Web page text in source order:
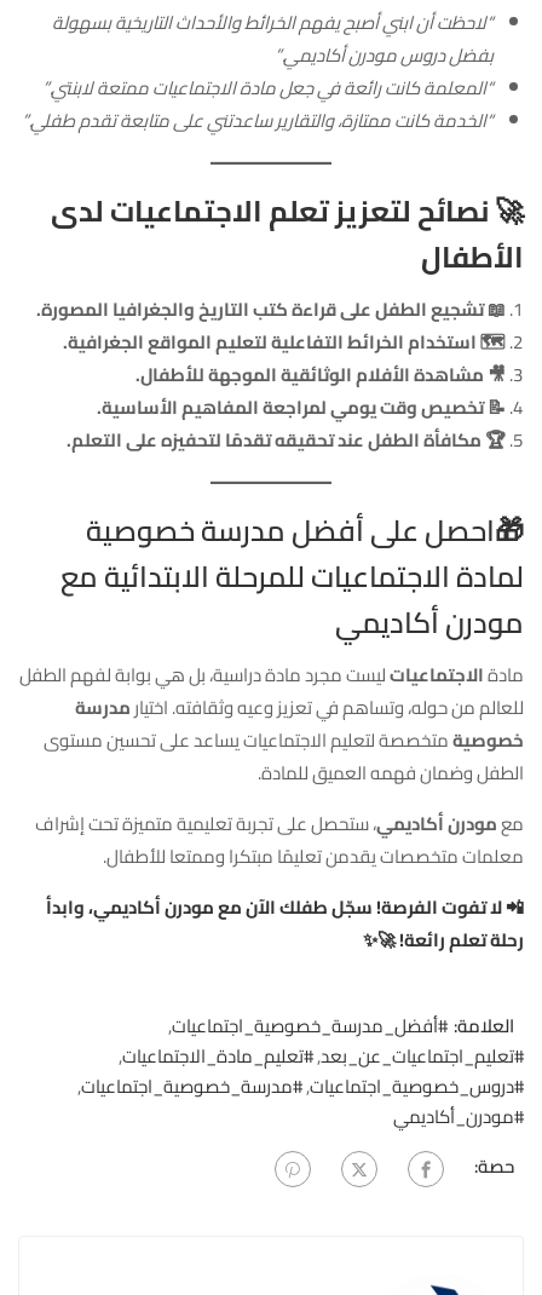
“لاحظت أن ابني أصبح يفهم الخرائط والأحداث التاريخية بسهولة
بفضل دروس مودرن أكاديمي.”
“المعلمة كانت رائعة في جعل مادة الاجتماعيات ممتعة لابنتي.”
“الخدمة كانت ممتازة، والتقارير ساعدتني على متابعة تقدم طفلي.”
🚀نصائح لتعزيز تعلم الاجتماعيات لدى
الأطفال
📖 تشجيع الطفل على قراءة كتب التاريخ والجغرافيا المصورة.
🗺️ استخدام الخرائط التفاعلية لتعليم المواقع الجغرافية.
🎥 مشاهدة الأفلام الوثائقية الموجهة للأطفال.
📝 تخصيص وقت يومي لمراجعة المفاهيم الأساسية.
🏆 مكافأة الطفل عند تحقيقه تقدمًا لتحفيزه على التعلم.
🎁احصل على أفضل مدرسة خصوصية
لمادة الاجتماعيات للمرحلة الابتدائية مع
مودرن أكاديمي
مادةالاجتماعياتليست مجرد مادة دراسية، بل هي بوابة لفهم الطفل
للعالم من حوله، وتساهم في تعزيز وعيه وثقافته. اختيارمدرسة
خصوصيةمتخصصة لتعليم الاجتماعيات يساعد على تحسين مستوى
الطفل وضمان فهمه العميق للمادة.
معمودرن أكاديمي، ستحصل على تجربة تعليمية متميزة تحت إشراف
معلمات متخصصات يقدمن تعليمًا مبتكرا وممتعا للأطفال.
📲 لا تفوت الفرصة! سجّل طفلك الآن مع مودرن أكاديمي، وابدأ
رحلة تعلم رائعة! 🚀✨
العلامة: #أفضل_مدرسة_خصوصية_اجتماعيات,
#تعليم_اجتماعيات_عن_بعد,#تعليم_مادة_الاجتماعيات,
#دروس_خصوصية_اجتماعيات,#مدرسة_خصوصية_اجتماعيات,
#مودرن_أكاديمي
حصة: